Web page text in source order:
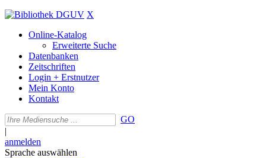
X
Online-Katalog
Erweiterte Suche
Datenbanken
Zeitschriften
Login + Erstnutzer
Mein Konto
Kontakt
GO
|
anmelden
Sprache auswählen